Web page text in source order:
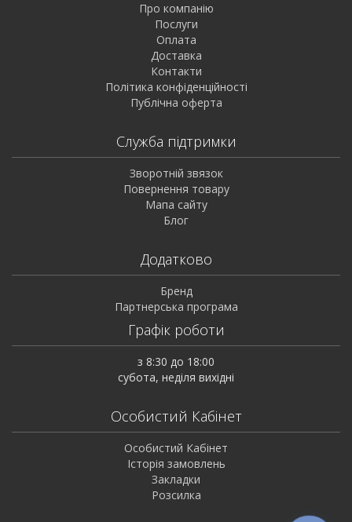
Про компанію
Послуги
Оплата
Доставка
Контакти
Політика конфіденційності
Публічна оферта
Служба підтримки
Зворотній звязок
Повернення товару
Мапа сайту
Блог
Додатково
Бренд
Партнерська програма
Графік роботи
з 8:30 до 18:00
субота, неділя вихідні
Особистий Кабінет
Особистий Кабінет
Історія замовлень
Закладки
Розсилка